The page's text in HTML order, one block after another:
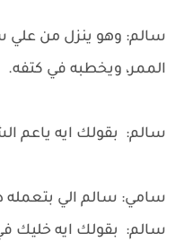
سالم: وهو ينزل من علي
الممر، ويخطبه في كتفه.
سالم: بقولك ايه ياعم
سامي: سالم الي بتعمله
سالم: بقولك ايه خليك